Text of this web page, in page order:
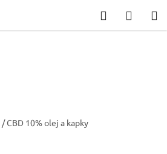
Hledat
KOŠÍK
/CBD 10% olej a kapky